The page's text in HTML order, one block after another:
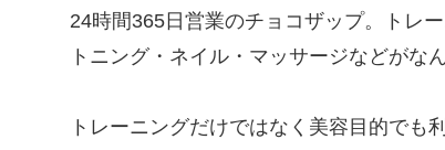
24時間365日営業のチョコザップ。トレ
トニング・ネイル・マッサージなどがな
トレーニングだけではなく美容目的で